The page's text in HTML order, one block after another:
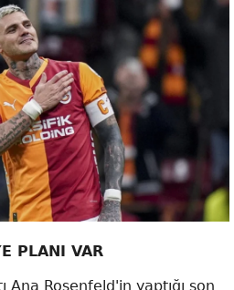
PLANI VAR
Ana Rosenfeld'in yaptığı son